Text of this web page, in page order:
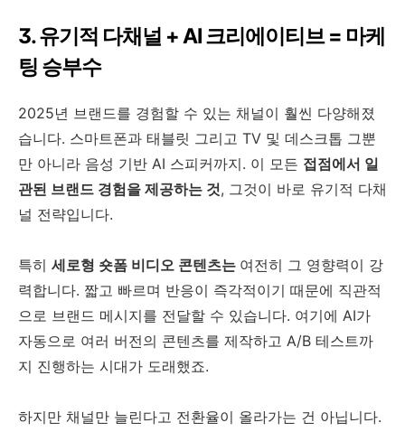
3. 유기적 다채널 + AI 크리에이티브 = 마케
팅 승부수
2025년 브랜드를 경험할 수 있는 채널이 훨씬 다양해졌
습니다. 스마트폰과 태블릿 그리고 TV 및 데스크톱 그뿐
만 아니라 음성 기반 AI 스피커까지. 이 모든 접점에서 일
관된 브랜드 경험을 제공하는 것, 그것이 바로 유기적 다채
널 전략입니다.
특히 세로형 숏폼 비디오 콘텐츠는 여전히 그 영향력이 강
력합니다. 짧고 빠르며 반응이 즉각적이기 때문에 직관적
으로 브랜드 메시지를 전달할 수 있습니다. 여기에 AI가
자동으로 여러 버전의 콘텐츠를 제작하고 A/B 테스트까
지 진행하는 시대가 도래했죠.
하지만 채널만 늘린다고 전환율이 올라가는 건 아닙니다.